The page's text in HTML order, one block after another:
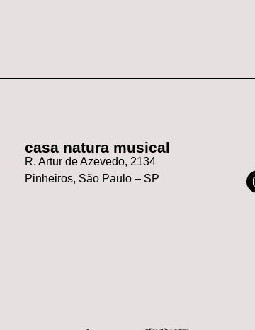
casa natura musical
R. Artur de Azevedo, 2134
Pinheiros, São Paulo – SP